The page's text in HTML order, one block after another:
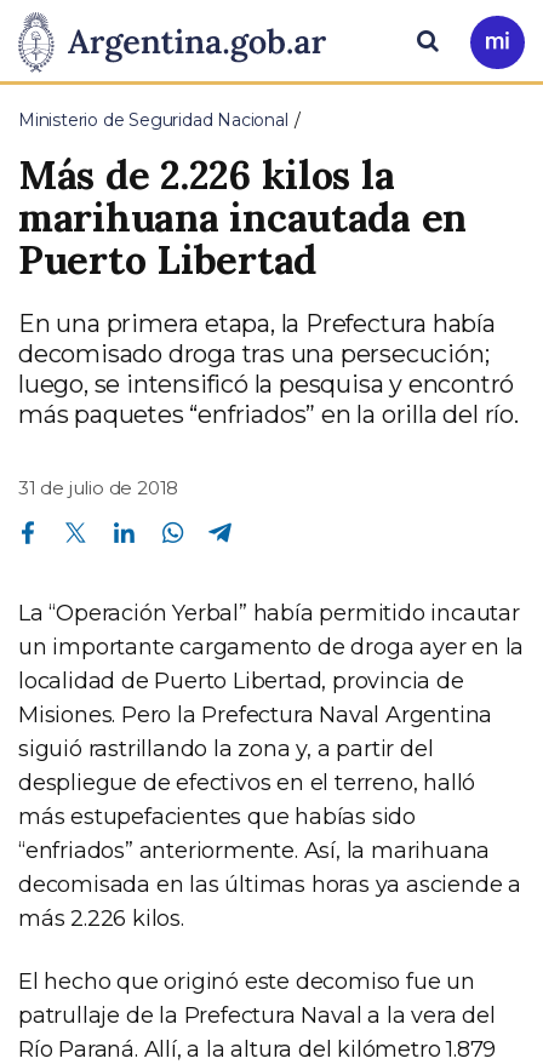
Presidencia
de
la
Nación
Pasar al contenido principal
Ir
a
Buscar
Ministerio de Seguridad Nacional
Más de 2.226 kilos la
marihuana incautada en
Puerto Libertad
En una primera etapa, la Prefectura había
decomisado droga tras una persecución;
luego, se intensificó la pesquisa y encontró
más paquetes “enfriados” en la orilla del río.
31 de julio de 2018
Compartir en Facebook Compartir en Twitter Compartir en Linkedin Compartir en Whatsapp
La “Operación Yerbal” había permitido incautar
un importante cargamento de droga ayer en la
localidad de Puerto Libertad, provincia de
Misiones. Pero la Prefectura Naval Argentina
siguió rastrillando la zona y, a partir del
despliegue de efectivos en el terreno, halló
más estupefacientes que habías sido
“enfriados” anteriormente. Así, la marihuana
decomisada en las últimas horas ya asciende a
más 2.226 kilos.
El hecho que originó este decomiso fue un
patrullaje de la Prefectura Naval a la vera del
Río Paraná. Allí, a la altura del kilómetro 1.879